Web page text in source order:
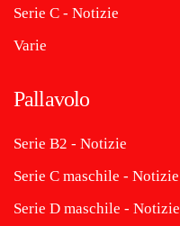
Serie C - Notizie
Varie
Pallavolo
Serie B2 - Notizie
Serie C maschile - Notizie
Serie D maschile - Notizie